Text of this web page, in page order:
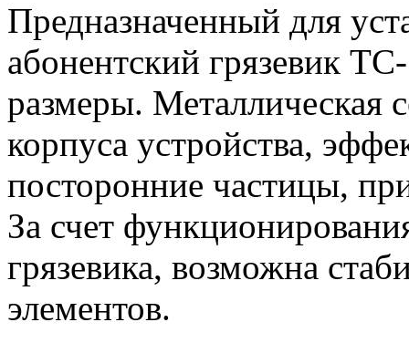
Предназначенный для
абонентский грязевик
размеры. Металлическая
корпуса устройства,
посторонние частицы,
За счет
грязевика, возможна
элементов.